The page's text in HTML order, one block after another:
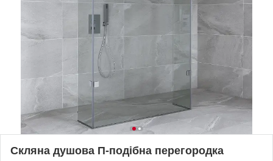
Скляна душова П-подібна перегородка